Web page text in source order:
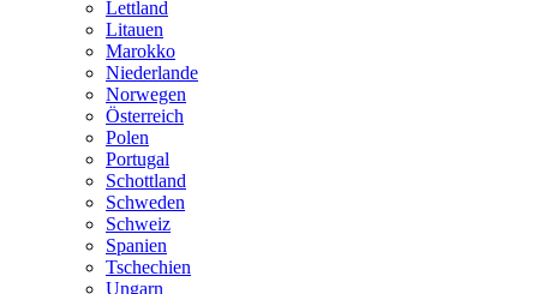
Lettland
Litauen
Marokko
Niederlande
Norwegen
Österreich
Polen
Portugal
Schottland
Schweden
Schweiz
Spanien
Tschechien
Ungarn